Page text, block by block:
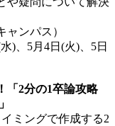
ンパス）
)、5月4日(火)、5日
「2分の1卒論攻略
ミングで作成する2